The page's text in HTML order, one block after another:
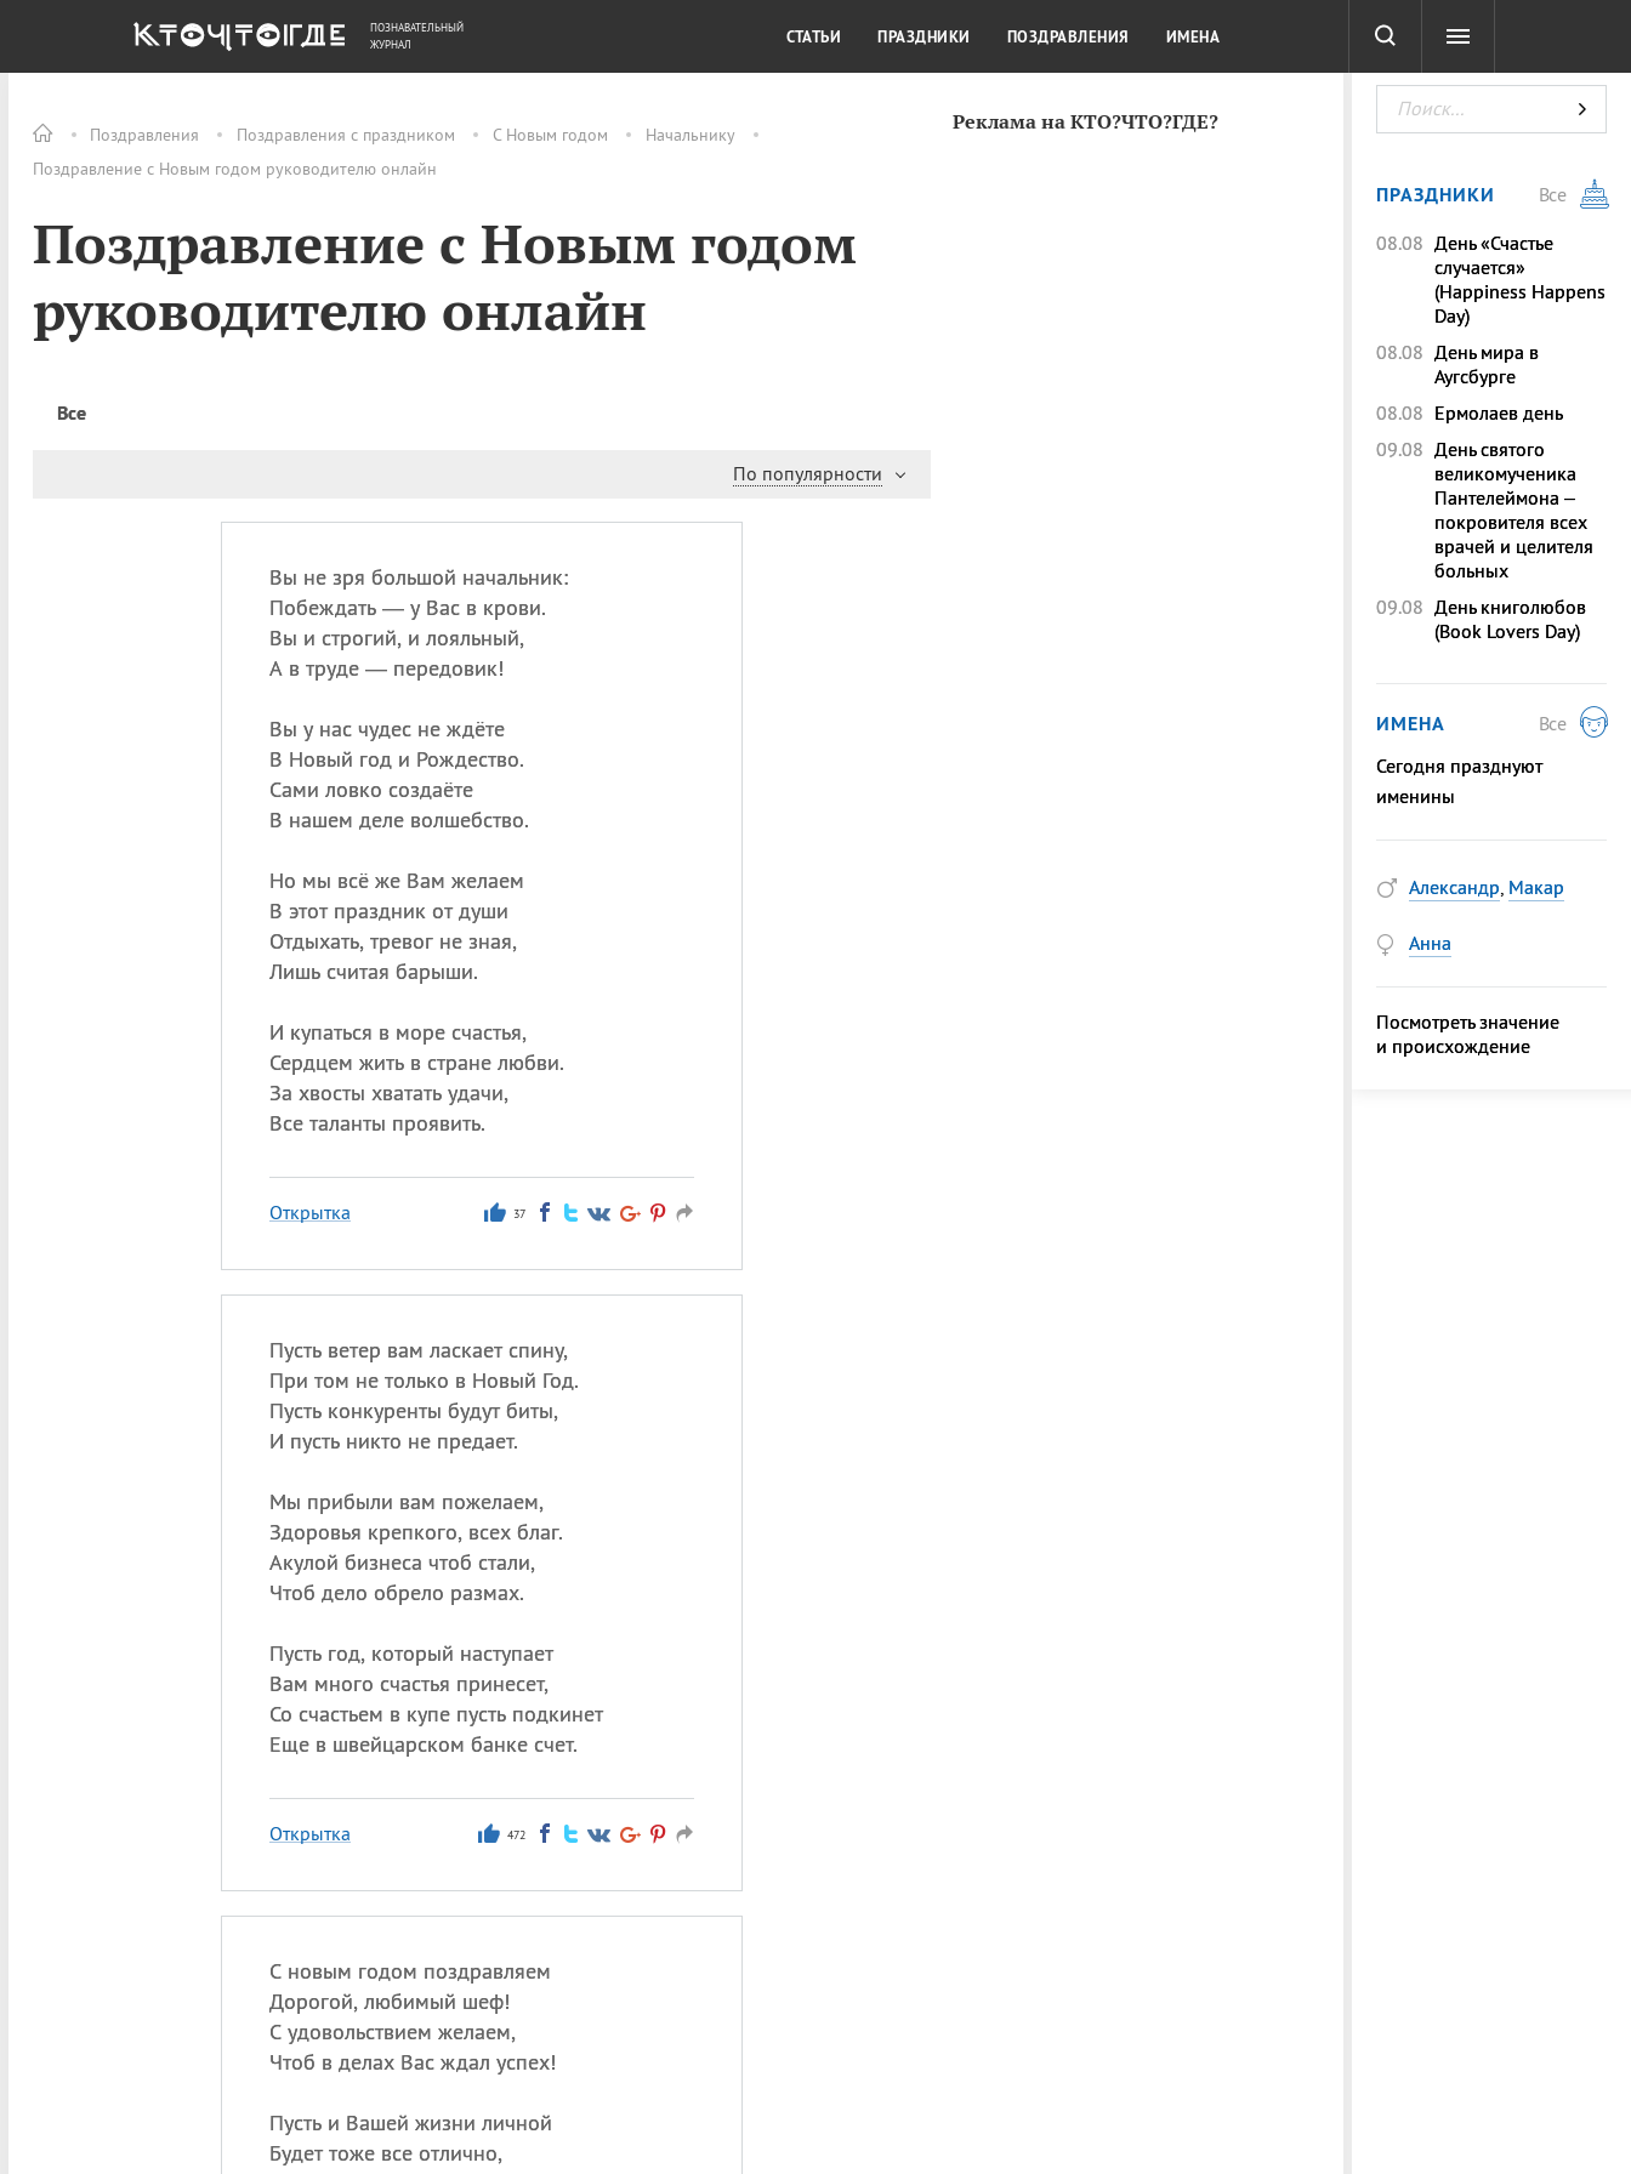
Поздравления Поздравления с праздником С Новым годом
Начальнику
Поздравление с Новым годом руководителю онлайн
Поздравление с Новым годом
руководителю онлайн
Все
По популярности
Вы не зря большой начальник:
Побеждать — у Вас в крови.
Вы и строгий, и лояльный,
А в труде — передовик!
Вы у нас чудес не ждёте
В Новый год и Рождество.
Сами ловко создаёте
В нашем деле волшебство.
Но мы всё же Вам желаем
В этот праздник от души
Отдыхать, тревог не зная,
Лишь считая барыши.
И купаться в море счастья,
Сердцем жить в стране любви.
За хвосты хватать удачи,
Все таланты проявить.
Открытка 37
Пусть ветер вам ласкает спину,
При том не только в Новый Год.
Пусть конкуренты будут биты,
И пусть никто не предает.
Мы прибыли вам пожелаем,
Здоровья крепкого, всех благ.
Акулой бизнеса чтоб стали,
Чтоб дело обрело размах.
Пусть год, который наступает
Вам много счастья принесет,
Со счастьем в купе пусть подкинет
Еще в швейцарском банке счет.
Открытка 472
С новым годом поздравляем
Дорогой, любимый шеф!
С удовольствием желаем,
Чтоб в делах Вас ждал успех!
Пусть и Вашей жизни личной
Будет тоже все отлично,
Реклама на КТО?ЧТО?ГДЕ?
ОБЩЕСТВО ДЕНЬГИ КУЛЬТУРА КРАСОТА ТЕСТЫ
ПОЗНАВАТЕЛЬНЫЙ
ЖУРНАЛ
СТАТЬИ ПРАЗДНИКИ ПОЗДРАВЛЕНИЯ ИМЕНА
ПРАЗДНИКИ
Все
08.08 День «Счастье
случается»
(Happiness Happens
Day)
08.08 День мира в
Аугсбурге
08.08 Ермолаев день
09.08 День святого
великомученика
Пантелеймона –
покровителя всех
врачей и целителя
больных
09.08 День книголюбов
(Book Lovers Day)
ИМЕНА
Все
Сегодня празднуют
именины
Александр, Макар
Анна
Посмотреть значение
и происхождение